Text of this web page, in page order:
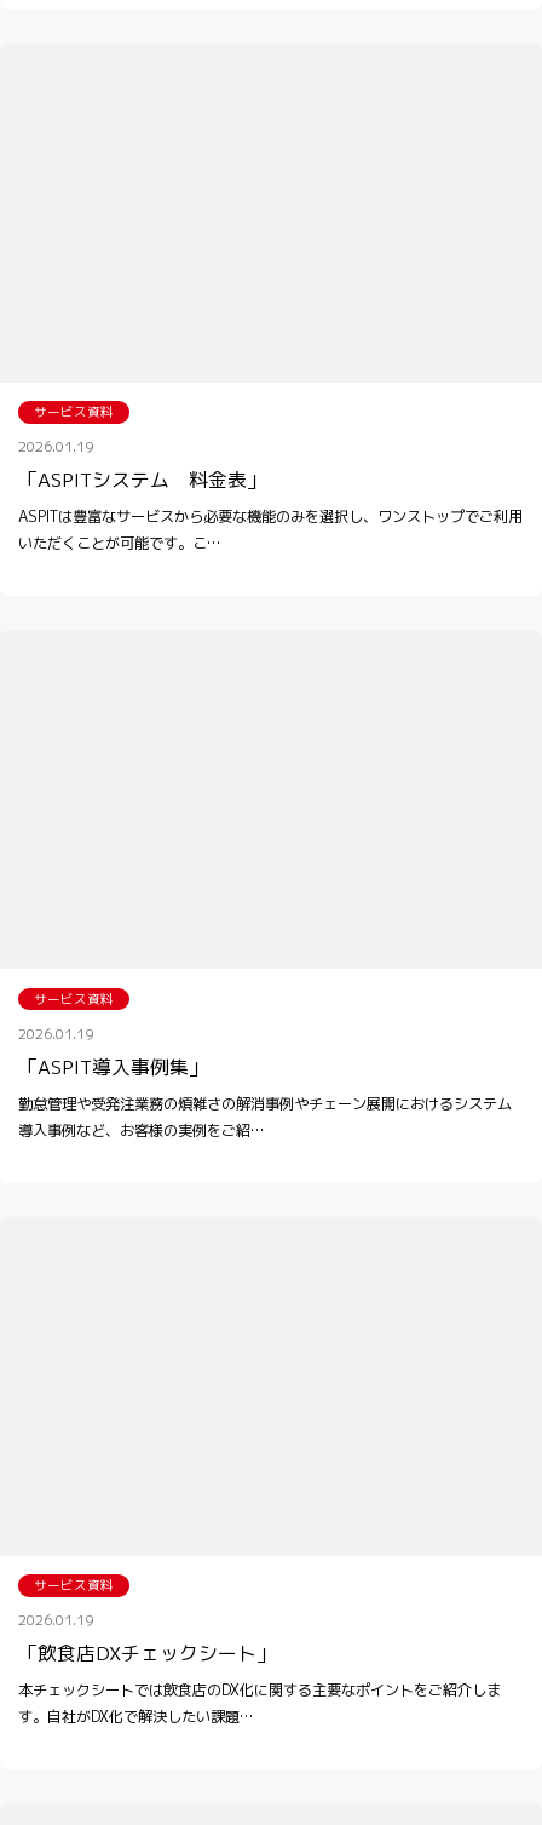
サービス資料
2026.01.19
「ASPITシステム 料金表」
ASPITは豊富なサービスから必要な機能のみを選択し、ワンストップでご利用
いただくことが可能です。こ…
サービス資料
2026.01.19
「ASPIT導入事例集」
勤怠管理や受発注業務の煩雑さの解消事例やチェーン展開におけるシステム
導入事例など、お客様の実例をご紹…
サービス資料
2026.01.19
「飲食店DXチェックシート」
本チェックシートでは飲食店のDX化に関する主要なポイントをご紹介しま
す。自社がDX化で解決したい課題…